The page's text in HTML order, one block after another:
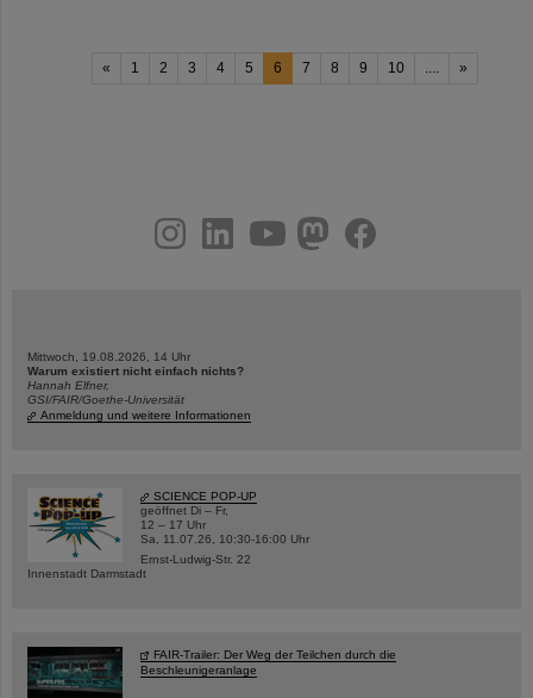
« 1 2 3 4 5 6 7 8 9 10 .... »
youtubehelmholtz.socialfacebook
Mittwoch, 19.08.2026, 14 Uhr
Warum existiert nicht einfach nichts?
Hannah Elfner,
GSI/FAIR/Goethe-Universität
Anmeldung und weitere Informationen
SCIENCE POP-UP
geöffnet Di – Fr,
12 – 17 Uhr
Sa, 11.07.26, 10:30-16:00 Uhr
Ernst-Ludwig-Str. 22
Innenstadt Darmstadt
FAIR-Trailer: Der Weg der Teilchen durch die
Beschleunigeranlage